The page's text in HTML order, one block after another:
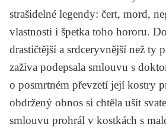
strašidelné legendy: čert, mord,
vlastnosti i špetka toho hororu.
drastičtější a srdceryvnější než ty
zaživa podepsala smlouvu s
o posmrtném převzetí její kostry
obdržený obnos si chtěla ušít
smlouvu prohrál v kostkách s